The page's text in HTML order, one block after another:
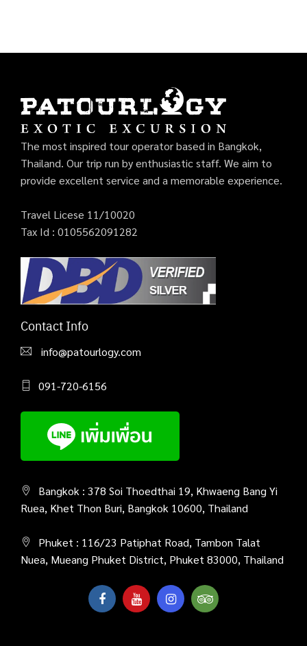
The most inspired tour operator based in Bangkok,
Thailand. Our trip run by enthusiastic staff. We aim to
provide excellent service and a memorable experience.
Travel Licese 11/10020
Tax Id : 0105562091282
Contact Info
info@patourlogy.com
091-720-6156
Bangkok : 378 Soi Thoedthai 19, Khwaeng Bang Yi
Ruea, Khet Thon Buri, Bangkok 10600, Thailand
Phuket : 116/23 Patiphat Road, Tambon Talat
Nuea, Mueang Phuket District, Phuket 83000, Thailand